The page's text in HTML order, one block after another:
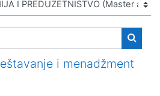
i menadžment